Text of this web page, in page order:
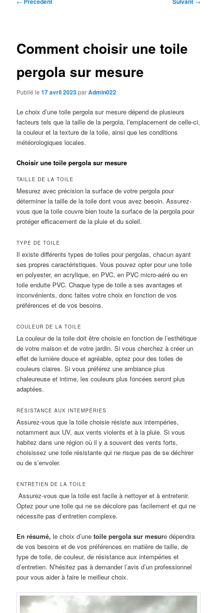
Comment choisir une toile
pergola sur mesure
Publié le17 avril 2023parAdmin022
Le choix d’une toile pergola sur mesure dépend de plusieurs
facteurs tels que la taille de la pergola, l’emplacement de celle-ci,
la couleur et la texture de la toile, ainsi que les conditions
météorologiques locales.
Choisir une toile pergola sur mesure
TAILLE DE LA TOILE
Mesurez avec précision la surface de votre pergola pour
déterminer la taille de la toile dont vous avez besoin. Assurez-
vous que la toile couvre bien toute la surface de la pergola pour
protéger efficacement de la pluie et du soleil.
TYPE DE TOILE
Il existe différents types de toiles pour pergolas, chacun ayant
ses propres caractéristiques. Vous pouvez opter pour une toile
en polyester, en acrylique, en PVC, en PVC micro-aéré ou en
toile enduite PVC. Chaque type de toile a ses avantages et
inconvénients, donc faites votre choix en fonction de vos
préférences et de vos besoins.
COULEUR DE LA TOILE
La couleur de la toile doit être choisie en fonction de l’esthétique
de votre maison et de votre jardin. Si vous cherchez à créer un
effet de lumière douce et agréable, optez pour des toiles de
couleurs claires. Si vous préférez une ambiance plus
chaleureuse et intime, les couleurs plus foncées seront plus
adaptées.
RÉSISTANCE AUX INTEMPÉRIES
Assurez-vous que la toile choisie résiste aux intempéries,
notamment aux UV, aux vents violents et à la pluie. Si vous
habitez dans une région où il y a souvent des vents forts,
choisissez une toile résistante qui ne risque pas de se déchirer
ou de s’envoler.
ENTRETIEN DE LA TOILE
Assurez-vous que la toile est facile à nettoyer et à entretenir.
Optez pour une toile qui ne se décolore pas facilement et qui ne
nécessite pas d’entretien complexe.
En résumé, le choix d’unetoile pergola sur mesure dépendra
de vos besoins et de vos préférences en matière de taille, de
type de toile, de couleur, de résistance aux intempéries et
d’entretien. N’hésitez pas à demander l’avis d’un professionnel
pour vous aider à faire le meilleur choix.